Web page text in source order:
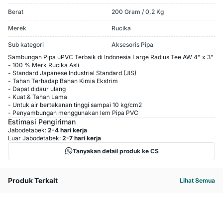
Berat 200 Gram / 0,2 Kg
Merek Rucika
Sub kategori
Aksesoris Pipa
Sambungan Pipa uPVC Terbaik di Indonesia Large Radius Tee AW 4" x 3"
- 100 % Merk Rucika Asli
- Standard Japanese Industrial Standard (JIS)
- Tahan Terhadap Bahan Kimia Ekstrim
- Dapat didaur ulang
- Kuat & Tahan Lama
- Untuk air bertekanan tinggi sampai 10 kg/cm2
- Penyambungan menggunakan lem Pipa PVC
Estimasi Pengiriman
Jabodetabek: 2-4 hari kerja
Luar Jabodetabek: 2-7 hari kerja
Tanyakan detail produk ke CS
Produk Terkait Lihat Semua